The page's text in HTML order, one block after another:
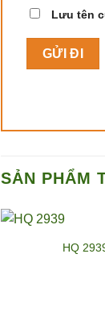
Lưu tên
SẢN PHẨM
HQ